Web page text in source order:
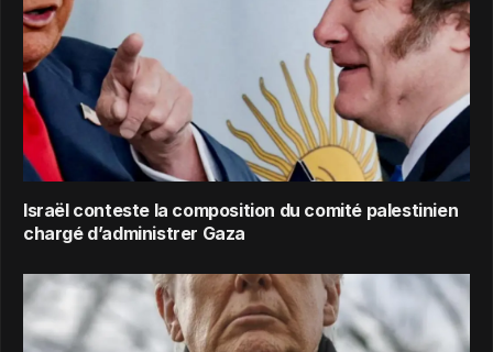
Israël conteste la composition du comité palestinien
chargé d’administrer Gaza